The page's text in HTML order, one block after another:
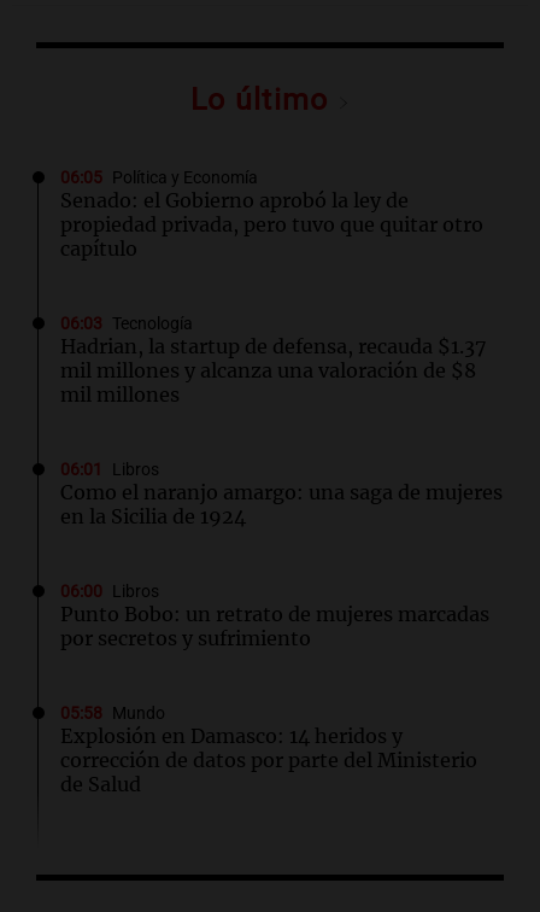
Lo último
06:05 Política y Economía
Senado: el Gobierno aprobó la ley de
propiedad privada, pero tuvo que quitar otro
capítulo
06:03 Tecnología
Hadrian, la startup de defensa, recauda $1.37
mil millones y alcanza una valoración de $8
mil millones
06:01 Libros
Como el naranjo amargo: una saga de mujeres
en la Sicilia de 1924
06:00 Libros
Punto Bobo: un retrato de mujeres marcadas
por secretos y sufrimiento
05:58 Mundo
Explosión en Damasco: 14 heridos y
corrección de datos por parte del Ministerio
de Salud
El AMOC se mantuvo fuerte mientras una